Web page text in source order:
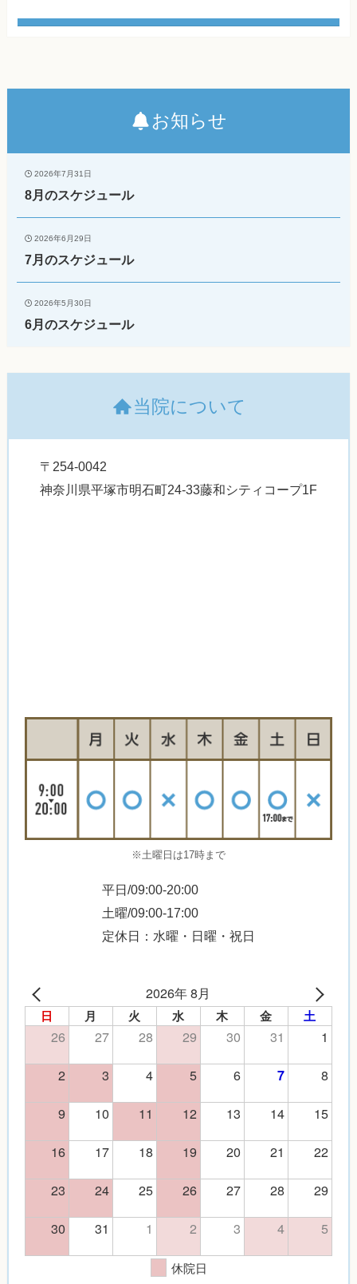
お知らせ
2026年7月31日
8月のスケジュール
2026年6月29日
7月のスケジュール
2026年5月30日
6月のスケジュール
当院について
〒254-0042
神奈川県平塚市明石町24-33藤和シティコープ1F
※土曜日は17時まで
平日/09:00-20:00
土曜/09:00-17:00
定休日：水曜・日曜・祝日
2026年 8月
日 月 火 水 木 金 土
26 27 28 29 30 31
1
2
3 4 5 6 7
8
9
10 11 12 13 14
15
16
17 18 19 20 21
22
23
24 25 26 27 28
29
30
31 1 2 3 4 5
休院日